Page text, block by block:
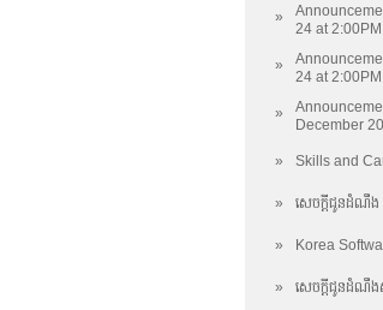
»
24 at
»
24 at 2:00PM
»
December
» Skills and
» សេចក្តីជូនដំណឹង ស្
» Korea
» សេចក្តីជូនដំណឹងស្